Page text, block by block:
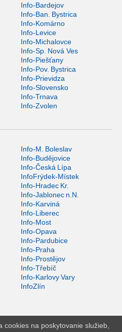
Info-Bardejov
Info-Ban. Bystrica
Info-Komárno
Info-Levice
Info-Michalovce
Info-Sp. Nová Ves
Info-Piešťany
Info-Pov. Bystrica
Info-Prievidza
Info-Slovensko
Info-Trnava
Info-Zvolen
Info-M. Boleslav
Info-Budějovice
Info-Česká Lípa
InfoFrýdek-Místek
Info-Hradec Kr.
Info-Jablonec n.N.
Info-Karviná
Info-Liberec
Info-Most
Info-Opava
Info-Pardubice
Info-Praha
Info-Prostějov
Info-Třebíč
Info-Karlovy Vary
InfoZlín
na poskytovanie služieb,